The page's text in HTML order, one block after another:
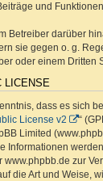
und
Betreiber darüber
sie gegen o. g.
oder einem Dritten
LICENSE
dass es sich
License v2
“
Limited
Informationen
www.phpbb.de zur
die Art und Weise,